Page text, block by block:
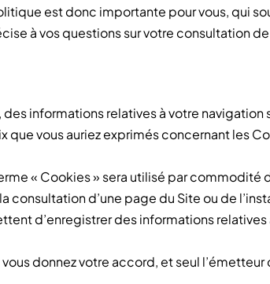
est donc importante pour vous, qui
à vos questions sur votre consultation
informations relatives à votre
que vous auriez exprimés concernant les
« Cookies » sera utilisé par
consultation d’une page du Site ou de
d’enregistrer des informations relatives
donnez votre accord, et seul